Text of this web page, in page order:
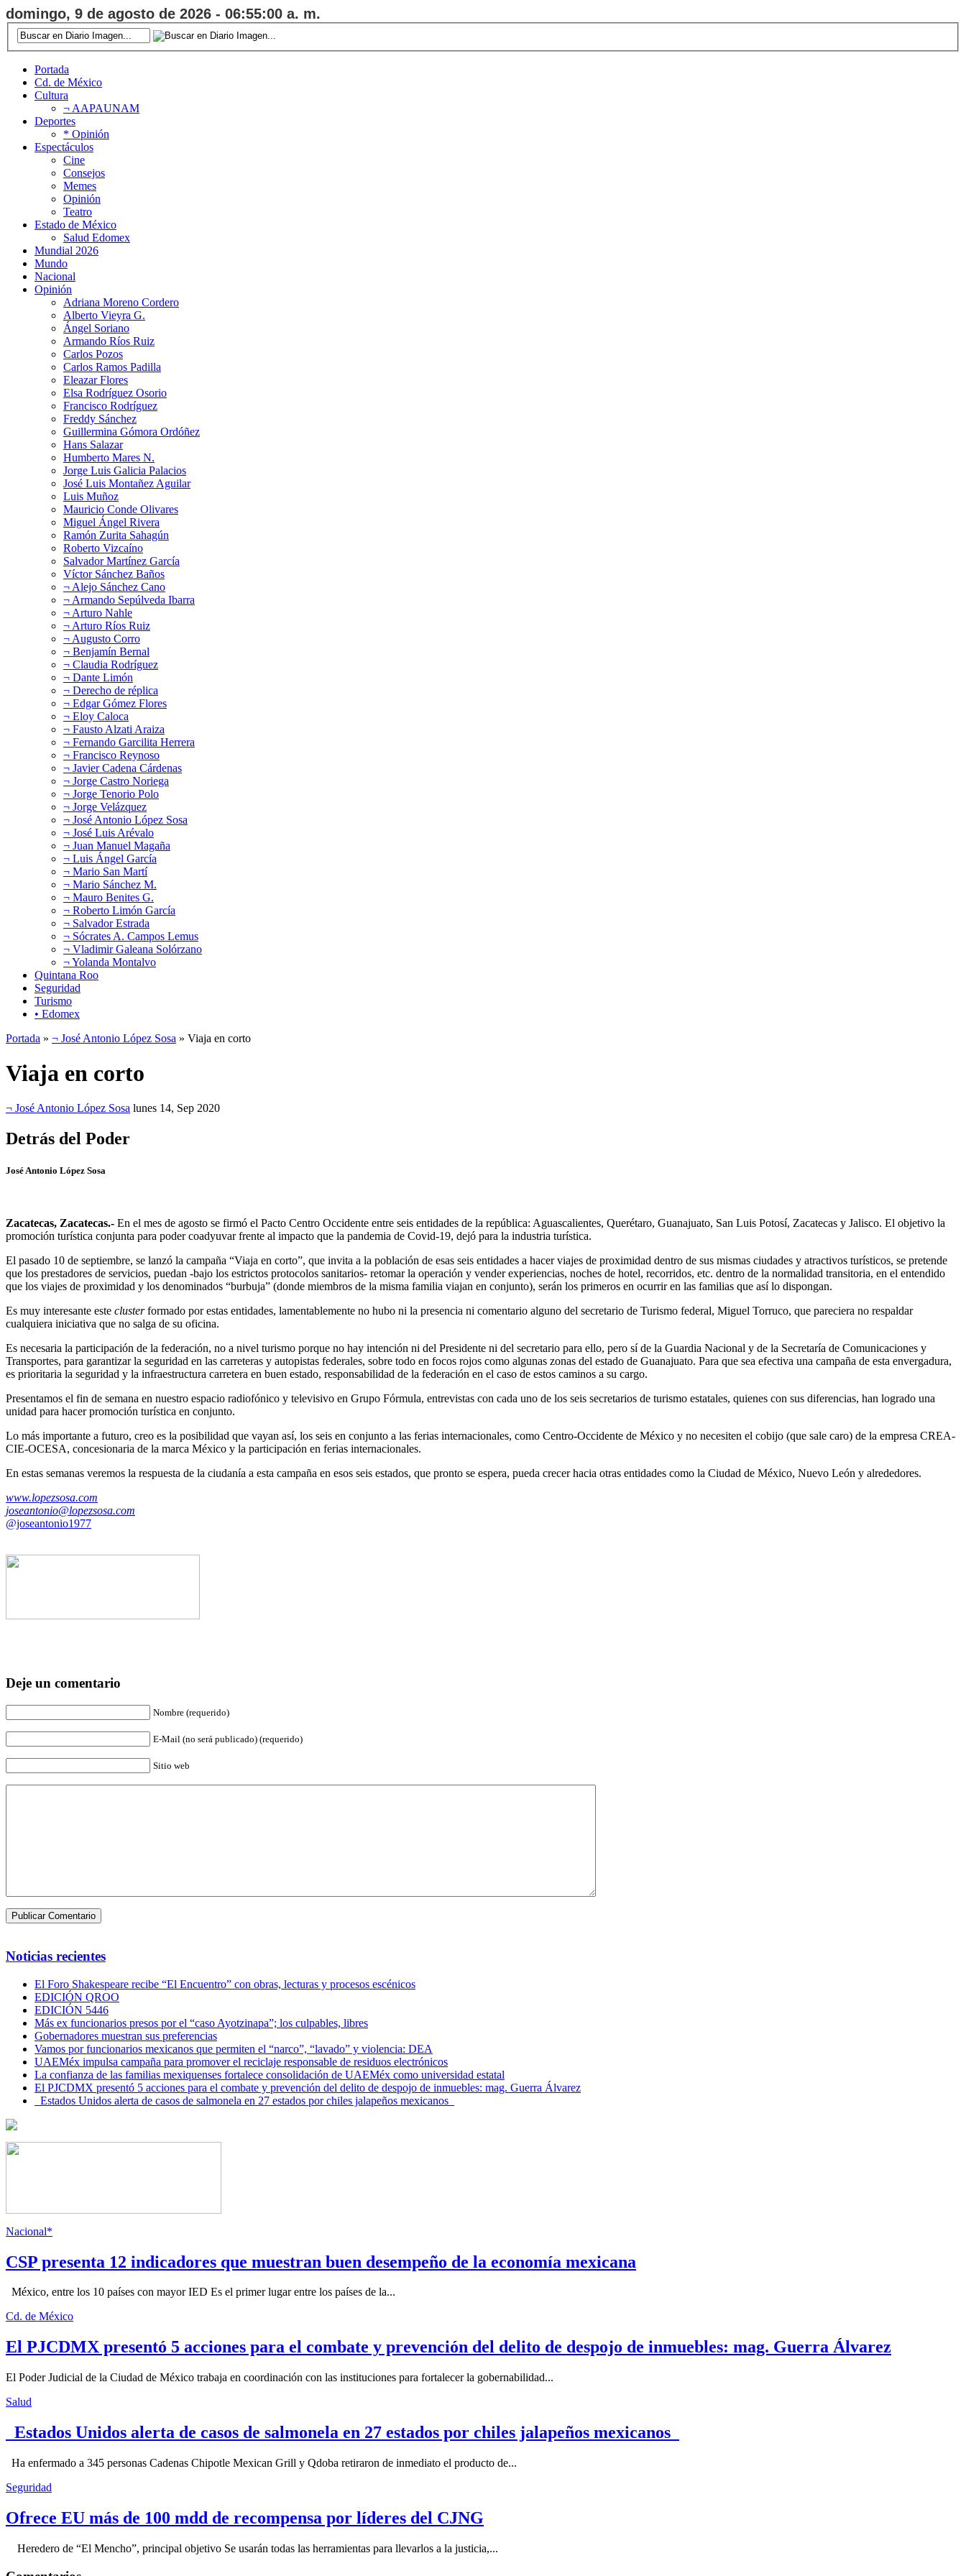
domingo, 9 de agosto de 2026 - 06:55:01 a. m.
Portada
Cd. de México
Cultura
¬ AAPAUNAM
Deportes
* Opinión
Espectáculos
Cine
Consejos
Memes
Opinión
Teatro
Estado de México
Salud Edomex
Mundial 2026
Mundo
Nacional
Opinión
Adriana Moreno Cordero
Alberto Vieyra G.
Ángel Soriano
Armando Ríos Ruiz
Carlos Pozos
Carlos Ramos Padilla
Eleazar Flores
Elsa Rodríguez Osorio
Francisco Rodríguez
Freddy Sánchez
Guillermina Gómora Ordóñez
Hans Salazar
Humberto Mares N.
Jorge Luis Galicia Palacios
José Luis Montañez Aguilar
Luis Muñoz
Mauricio Conde Olivares
Miguel Ángel Rivera
Ramón Zurita Sahagún
Roberto Vizcaíno
Salvador Martínez García
Víctor Sánchez Baños
¬ Alejo Sánchez Cano
¬ Armando Sepúlveda Ibarra
¬ Arturo Nahle
¬ Arturo Ríos Ruiz
¬ Augusto Corro
¬ Benjamín Bernal
¬ Claudia Rodríguez
¬ Dante Limón
¬ Derecho de réplica
¬ Edgar Gómez Flores
¬ Eloy Caloca
¬ Fausto Alzati Araiza
¬ Fernando Garcilita Herrera
¬ Francisco Reynoso
¬ Javier Cadena Cárdenas
¬ Jorge Castro Noriega
¬ Jorge Tenorio Polo
¬ Jorge Velázquez
¬ José Antonio López Sosa
¬ José Luis Arévalo
¬ Juan Manuel Magaña
¬ Luis Ángel García
¬ Mario San Martí
¬ Mario Sánchez M.
¬ Mauro Benites G.
¬ Roberto Limón García
¬ Salvador Estrada
¬ Sócrates A. Campos Lemus
¬ Vladimir Galeana Solórzano
¬ Yolanda Montalvo
Quintana Roo
Seguridad
Turismo
• Edomex
Portada » ¬ José Antonio López Sosa » Viaja en corto
Viaja en corto
¬ José Antonio López Sosa lunes 14, Sep 2020
Detrás del Poder
José Antonio López Sosa
Zacatecas, Zacatecas.- En el mes de agosto se firmó el Pacto Centro Occidente entre seis entidades de la república: Aguascalientes, Querétaro, Guanajuato, San Luis Potosí, Zacatecas y Jalisco. El objetivo la
promoción turística conjunta para poder coadyuvar frente al impacto que la pandemia de Covid-19, dejó para la industria turística.
El pasado 10 de septiembre, se lanzó la campaña “Viaja en corto”, que invita a la población de esas seis entidades a hacer viajes de proximidad dentro de sus mismas ciudades y atractivos turísticos, se pretende
que los prestadores de servicios, puedan -bajo los estrictos protocolos sanitarios- retomar la operación y vender experiencias, noches de hotel, recorridos, etc. dentro de la normalidad transitoria, en el entendido
que los viajes de proximidad y los denominados “burbuja” (donde miembros de la misma familia viajan en conjunto), serán los primeros en ocurrir en las familias que así lo dispongan.
Es muy interesante este clusterformado por estas entidades, lamentablemente no hubo ni la presencia ni comentario alguno del secretario de Turismo federal, Miguel Torruco, que pareciera no respaldar
cualquiera iniciativa que no salga de su oficina.
Es necesaria la participación de la federación, no a nivel turismo porque no hay intención ni del Presidente ni del secretario para ello, pero sí de la Guardia Nacional y de la Secretaría de Comunicaciones y
Transportes, para garantizar la seguridad en las carreteras y autopistas federales, sobre todo en focos rojos como algunas zonas del estado de Guanajuato. Para que sea efectiva una campaña de esta envergadura,
es prioritaria la seguridad y la infraestructura carretera en buen estado, responsabilidad de la federación en el caso de estos caminos a su cargo.
Presentamos el fin de semana en nuestro espacio radiofónico y televisivo en Grupo Fórmula, entrevistas con cada uno de los seis secretarios de turismo estatales, quienes con sus diferencias, han logrado una
unidad para hacer promoción turística en conjunto.
Lo más importante a futuro, creo es la posibilidad que vayan así, los seis en conjunto a las ferias internacionales, como Centro-Occidente de México y no necesiten el cobijo (que sale caro) de la empresa CREA-
CIE-OCESA, concesionaria de la marca México y la participación en ferias internacionales.
En estas semanas veremos la respuesta de la ciudanía a esta campaña en esos seis estados, que pronto se espera, pueda crecer hacia otras entidades como la Ciudad de México, Nuevo León y alrededores.
www.lopezsosa.com
joseantonio@lopezsosa.com
@joseantonio1977
Deje un comentario
Nombre (requerido)
E-Mail (no será publicado) (requerido)
Sitio web
Noticias recientes
El Foro Shakespeare recibe “El Encuentro” con obras, lecturas y procesos escénicos
EDICIÓN QROO
EDICIÓN 5446
Más ex funcionarios presos por el “caso Ayotzinapa”; los culpables, libres
Gobernadores muestran sus preferencias
Vamos por funcionarios mexicanos que permiten el “narco”, “lavado” y violencia: DEA
UAEMéx impulsa campaña para promover el reciclaje responsable de residuos electrónicos
La confianza de las familias mexiquenses fortalece consolidación de UAEMéx como universidad estatal
El PJCDMX presentó 5 acciones para el combate y prevención del delito de despojo de inmuebles: mag. Guerra Álvarez
Estados Unidos alerta de casos de salmonela en 27 estados por chiles jalapeños mexicanos
Nacional*
CSP presenta 12 indicadores que muestran buen desempeño de la economía mexicana
México, entre los 10 países con mayor IED Es el primer lugar entre los países de la...
Cd. de México
El PJCDMX presentó 5 acciones para el combate y prevención del delito de despojo de inmuebles: mag. Guerra Álvarez
El Poder Judicial de la Ciudad de México trabaja en coordinación con las instituciones para fortalecer la gobernabilidad...
Salud
Estados Unidos alerta de casos de salmonela en 27 estados por chiles jalapeños mexicanos
Ha enfermado a 345 personas Cadenas Chipotle Mexican Grill y Qdoba retiraron de inmediato el producto de...
Seguridad
Ofrece EU más de 100 mdd de recompensa por líderes del CJNG
Heredero de “El Mencho”, principal objetivo Se usarán todas las herramientas para llevarlos a la justicia,...